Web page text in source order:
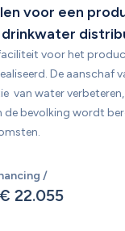
voor een
drinkwater
voor het
De aanschaf
van water
de bevolking wordt
/
€ 22.055